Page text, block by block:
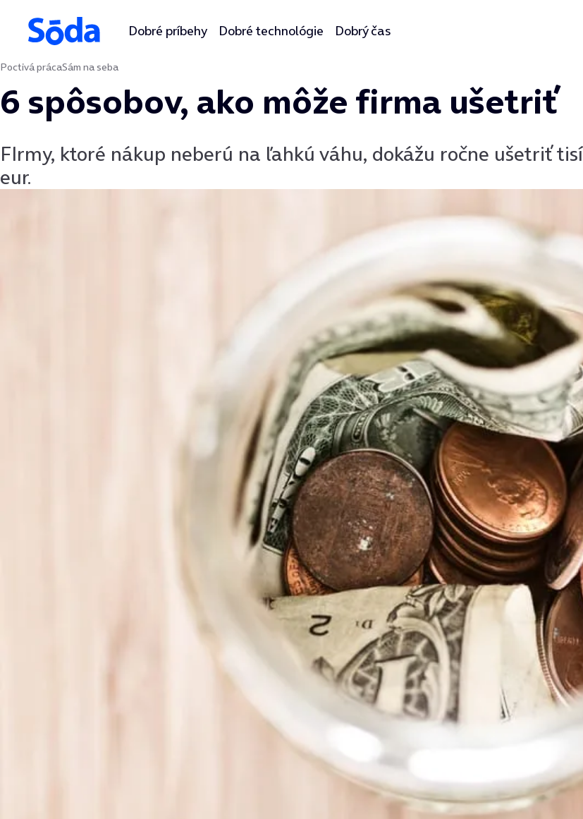
Preskočiť na obsah
Dobré príbehy Dobré technológie Dobrý čas
Poctivá prácaSám na seba
6 spôsobov, ako môže firma ušetriť
FIrmy, ktoré nákup neberú na ľahkú váhu, dokážu ročne ušetriť
eur.